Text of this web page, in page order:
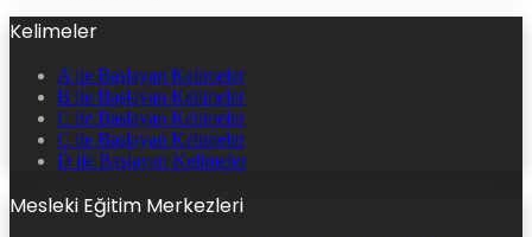
Kelimeler
A ile Başlayan Kelimeler
B ile Başlayan Kelimeler
C ile Başlayan Kelimeler
Ç ile Başlayan Kelimeler
D ile Başlayan Kelimeler
Mesleki Eğitim Merkezleri